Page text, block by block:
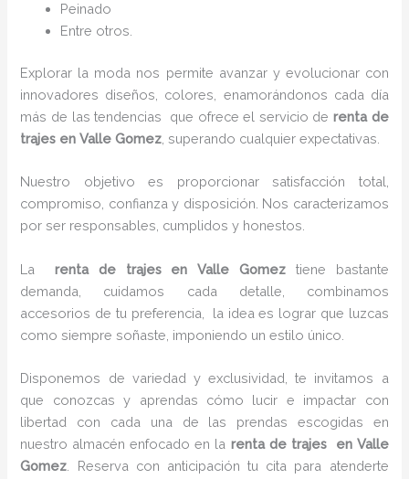
Peinado
Entre otros.
Explorar la moda nos permite avanzar y evolucionar con
innovadores diseños, colores, enamorándonos cada día
más de las tendencias que ofrece el servicio de renta de
trajes en Valle Gomez , superando cualquier expectativas.
Nuestro objetivo es proporcionar satisfacción total,
compromiso, confianza y disposición. Nos caracterizamos
por ser responsables, cumplidos y honestos.
Larenta de trajes en Valle Gomez tiene bastante
demanda, cuidamos cada detalle, combinamos
accesorios de tu preferencia, la idea es lograr que luzcas
como siempre soñaste, imponiendo un estilo único.
Disponemos de variedad y exclusividad, te invitamos a
que conozcas y aprendas cómo lucir e impactar con
libertad con cada una de las prendas escogidas en
nuestro almacén enfocado en la renta de trajes en Valle
Gomez . Reserva con anticipación tu cita para atenderte